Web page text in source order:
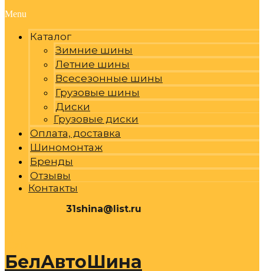
Menu
Каталог
Зимние шины
Летние шины
Всесезонные шины
Грузовые шины
Диски
Грузовые диски
Оплата, доставка
Шиномонтаж
Бренды
Отзывы
Контакты
31shina@list.ru
БелАвтоШина